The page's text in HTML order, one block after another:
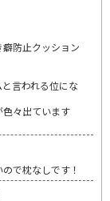
防止クッション
言われる位にな
々出ています
で枕なしです！